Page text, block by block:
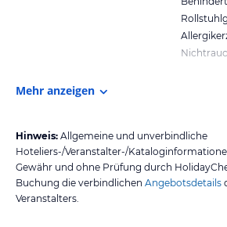
Mehr anzeigen
Hinweis: Allgemeine und unverbindliche
Hoteliers-/Veranstalter-/
Gewähr und ohne Prüfung durch
Buchung die verbindlichen Angebotsdetails
Veranstalters.